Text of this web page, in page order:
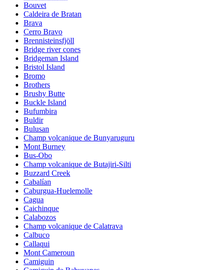
Bouvet
Caldeira de Bratan
Brava
Cerro Bravo
Brennisteinsfjöll
Bridge river cones
Bridgeman Island
Bristol Island
Bromo
Brothers
Brushy Butte
Buckle Island
Bufumbira
Buldir
Bulusan
Champ volcanique de Bunyaruguru
Mont Burney
Bus-Obo
Champ volcanique de Butajiri-Silti
Buzzard Creek
Cabalían
Caburgua-Huelemolle
Cagua
Caichinque
Calabozos
Champ volcanique de Calatrava
Calbuco
Callaqui
Mont Cameroun
Camiguin